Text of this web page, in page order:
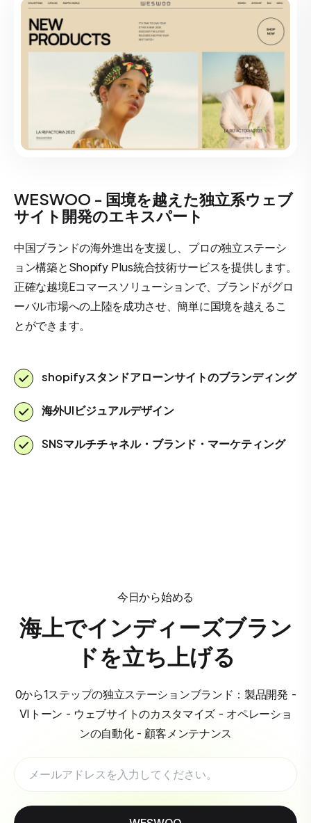
WESWOO - 国境を越えた独立系ウェブ
サイト開発のエキスパート
中国ブランドの海外進出を支援し、プロの独立ステーシ
ョン構築とShopify Plus統合技術サービスを提供します。
正確な越境Eコマースソリューションで、ブランドがグロ
ーバル市場への上陸を成功させ、簡単に国境を越えるこ
とができます。
shopifyスタンドアローンサイトのブランディング
海外UIビジュアルデザイン
SNSマルチチャネル・ブランド・マーケティング
今日から始める
海上でインディーズブラン
ドを立ち上げる
0から1ステップの独立ステーションブランド：製品開発 -
VIトーン - ウェブサイトのカスタマイズ - オペレーショ
ンの自動化 - 顧客メンテナンス